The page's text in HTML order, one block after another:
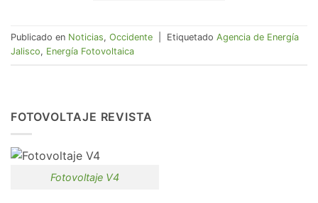
Publicado en Noticias, Occidente Etiquetado Agencia de Energía
Jalisco, Energía Fotovoltaica
FOTOVOLTAJE REVISTA
Fotovoltaje V4